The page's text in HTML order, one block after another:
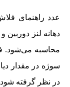
عدد راهنمای
دهانه لنز
محاسبه می‌شود.
سوژه در مقدار
در نظر گرفته